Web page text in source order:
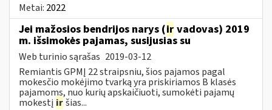
Metai: 2022
Jei mažosios bendrijos narys (ir vadovas) 2019
m. išsimokės pajamas, susijusias su
Web turinio sąrašas 2019-03-12
Remiantis GPMĮ 22 straipsniu, šios pajamos pagal
mokesčio mokėjimo tvarką yra priskiriamos B klasės
pajamoms, nuo kurių apskaičiuoti, sumokėti pajamų
mokestį iršias...